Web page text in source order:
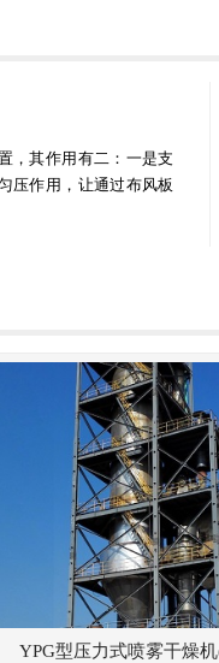
，其作用有二：一是支
压作用，让通过布风板
YPG型压力式喷雾干燥